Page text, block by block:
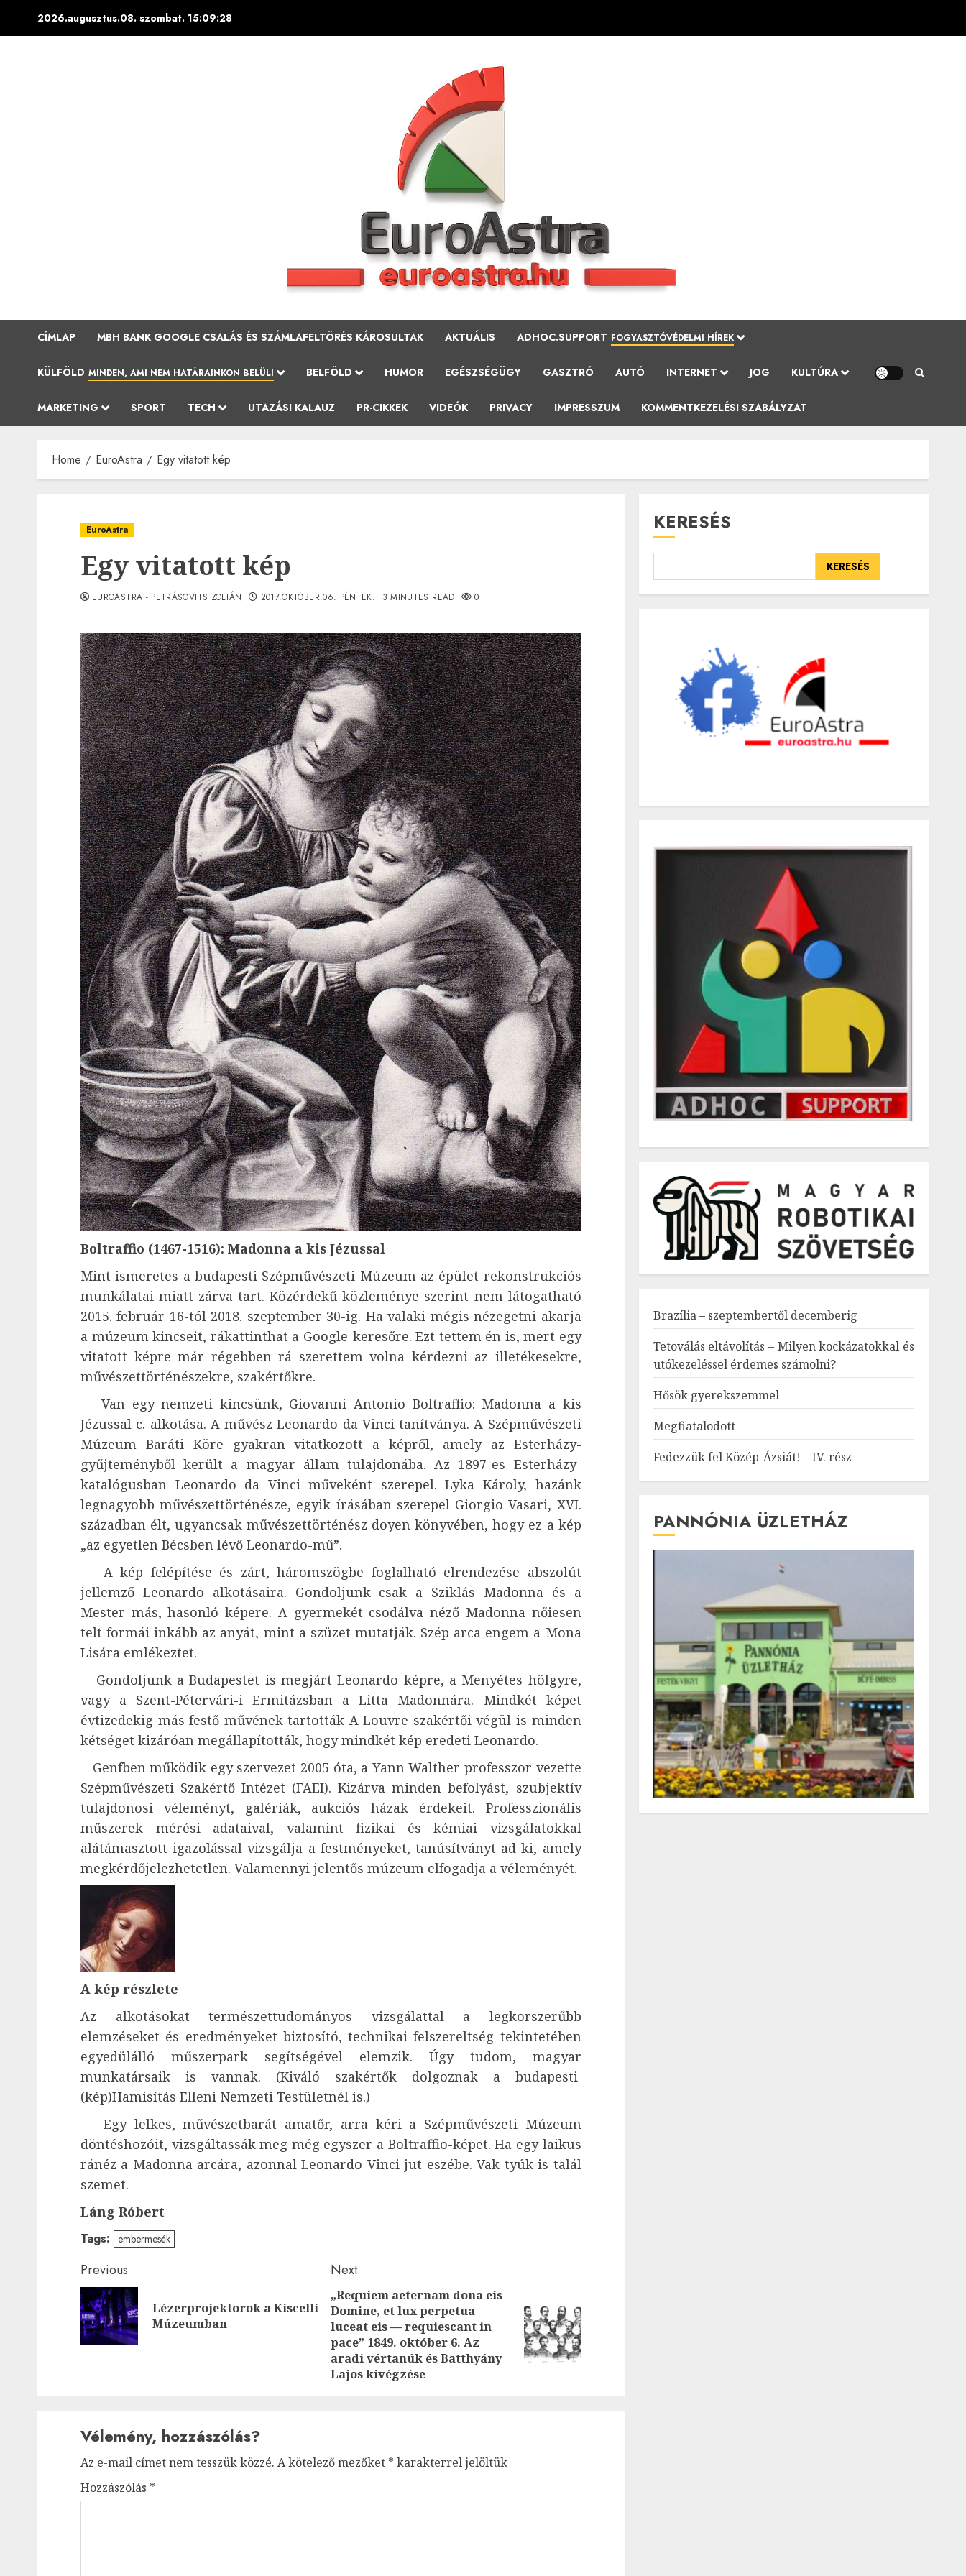
2026.augusztus.08. szombat. 15:09:29
CÍMLAP MBH BANK GOOGLE CSALÁS ÉS SZÁMLAFELTÖRÉS KÁROSULTAK AKTUÁLIS ADHOC.SUPPORT FOGYASZTÓVÉDELMI HÍREK
KÜLFÖLD MINDEN, AMI NEM HATÁRAINKON BELÜLI BELFÖLD HUMOR EGÉSZSÉGÜGY GASZTRÓ AUTÓ INTERNET JOG KULTÚRA
MARKETING SPORT TECH UTAZÁSI KALAUZ PR-CIKKEK VIDEÓK PRIVACY IMPRESSZUM KOMMENTKEZELÉSI SZABÁLYZAT
Home EuroAstra Egy vitatott kép
EuroAstra
Egy vitatott kép
EUROASTRA - PETRÁSOVITS ZOLTÁN 2017.OKTÓBER.06. PÉNTEK. 3 MINUTES READ 0
Boltraffio (1467-1516): Madonna a kis Jézussal
Mint ismeretes a budapesti Szépművészeti Múzeum az épület rekonstrukciós
munkálatai miatt zárva tart. Közérdekű közleménye szerint nem látogatható
2015. február 16-tól 2018. szeptember 30-ig. Ha valaki mégis nézegetni akarja
a múzeum kincseit, rákattinthat a Google-keresőre. Ezt tettem én is, mert egy
vitatott képre már régebben rá szerettem volna kérdezni az illetékesekre,
művészettörténészekre, szakértőkre.
Van egy nemzeti kincsünk, Giovanni Antonio Boltraffio: Madonna a kis
Jézussal c. alkotása. A művész Leonardo da Vinci tanítványa. A Szépművészeti
Múzeum Baráti Köre gyakran vitatkozott a képről, amely az Esterházy-
gyűjteményből került a magyar állam tulajdonába. Az 1897-es Esterházy-
katalógusban Leonardo da Vinci műveként szerepel. Lyka Károly, hazánk
legnagyobb művészettörténésze, egyik írásában szerepel Giorgio Vasari, XVI.
században élt, ugyancsak művészettörténész doyen könyvében, hogy ez a kép
„az egyetlen Bécsben lévő Leonardo-mű”.
A kép felépítése és zárt, háromszögbe foglalható elrendezése abszolút
jellemző Leonardo alkotásaira. Gondoljunk csak a Sziklás Madonna és a
Mester más, hasonló képere. A gyermekét csodálva néző Madonna nőiesen
telt formái inkább az anyát, mint a szüzet mutatják. Szép arca engem a Mona
Lisára emlékeztet.
Gondoljunk a Budapestet is megjárt Leonardo képre, a Menyétes hölgyre,
vagy a Szent-Pétervári-i Ermitázsban a Litta Madonnára. Mindkét képet
évtizedekig más festő művének tartották A Louvre szakértői végül is minden
kétséget kizáróan megállapították, hogy mindkét kép eredeti Leonardo.
Genfben működik egy szervezet 2005 óta, a Yann Walther professzor vezette
Szépművészeti Szakértő Intézet (FAEI). Kizárva minden befolyást, szubjektív
tulajdonosi véleményt, galériák, aukciós házak érdekeit. Professzionális
műszerek mérési adataival, valamint fizikai és kémiai vizsgálatokkal
alátámasztott igazolással vizsgálja a festményeket, tanúsítványt ad ki, amely
megkérdőjelezhetetlen. Valamennyi jelentős múzeum elfogadja a véleményét.
A kép részlete
Az alkotásokat természettudományos vizsgálattal a legkorszerűbb
elemzéseket és eredményeket biztosító, technikai felszereltség tekintetében
egyedülálló műszerpark segítségével elemzik. Úgy tudom, magyar
munkatársaik is vannak. (Kiváló szakértők dolgoznak a budapesti
(kép)Hamisítás Elleni Nemzeti Testületnél is.)
Egy lelkes, művészetbarát amatőr, arra kéri a Szépművészeti Múzeum
döntéshozóit, vizsgáltassák meg még egyszer a Boltraffio-képet. Ha egy laikus
ránéz a Madonna arcára, azonnal Leonardo Vinci jut eszébe. Vak tyúk is talál
szemet.
Láng Róbert
Tags: embermesék
Post
navigation
Previous
Previous
post:
Lézerprojektorok a Kiscelli
Múzeumban
Next
Next
post:
„Requiem aeternam dona eis
Domine, et lux perpetua
luceat eis — requiescant in
pace” 1849. október 6. Az
aradi vértanúk és Batthyány
Lajos kivégzése
Vélemény, hozzászólás?
Az e-mail címet nem tesszük közzé. A kötelező mezőket * karakterrel jelöltük
Hozzászólás *
KERESÉS
KERESÉS
Brazília – szeptembertől decemberig
Tetoválás eltávolítás – Milyen kockázatokkal és
utókezeléssel érdemes számolni?
Hősök gyerekszemmel
Megfiatalodott
Fedezzük fel Közép-Ázsiát! – IV. rész
PANNÓNIA ÜZLETHÁZ